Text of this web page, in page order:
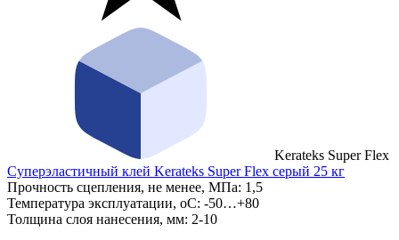
Kerateks Super Flex
Суперэластичный клей Kerateks Super Flex серый 25 кг
Прочность сцепления, не менее, МПа: 1,5
Температура эксплуатации, оС: -50…+80
Толщина слоя нанесения, мм: 2-10